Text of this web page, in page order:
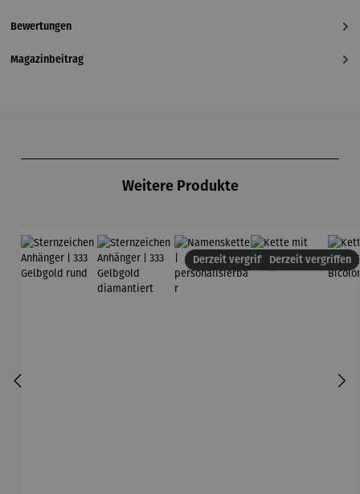
Bewertungen
Magazinbeitrag
Weitere Produkte
Derzeit vergriffenDerzeit vergriffen